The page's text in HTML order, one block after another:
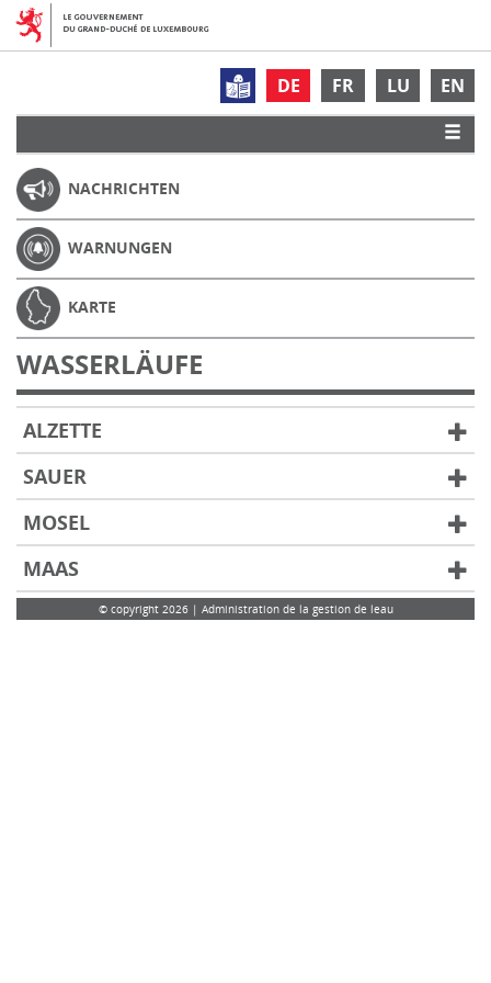
DE FR LU EN
NACHRICHTEN
WARNUNGEN
KARTE
WASSERLÄUFE
ALZETTE
SAUER
MOSEL
MAAS
© copyright 2026 | Administration de la gestion de leau